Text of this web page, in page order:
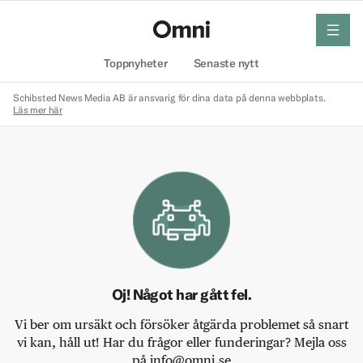
Toppnyheter Senaste nytt
meny
Schibsted News Media AB är ansvarig för dina data på denna webbplats.
Läs mer här
Oj! Något har gått fel.
Vi ber om ursäkt och försöker åtgärda problemet så snart
vi kan, håll ut! Har du frågor eller funderingar? Mejla oss